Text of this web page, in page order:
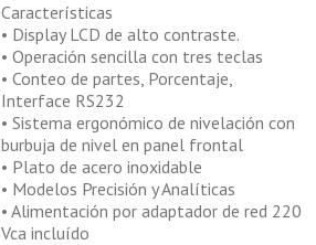
Características
• Display LCD de alto contraste.
• Operación sencilla con tres teclas
• Conteo de partes, Porcentaje,
Interface RS232
• Sistema ergonómico de nivelación con
burbuja de nivel en panel frontal
• Plato de acero inoxidable
• Modelos Precisión y Analíticas
• Alimentación por adaptador de red 220
Vca incluído